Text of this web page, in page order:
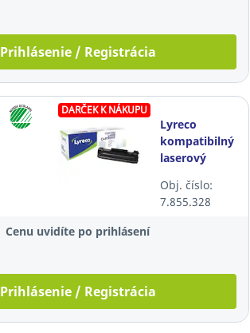
Prihlásenie / Registrácia
DARČEK K NÁKUPU
Lyreco
kompatibilný
laserový
(CF283A),
čierny
Obj. číslo:
7.855.328
Cenu uvidíte po prihlásení
Prihlásenie / Registrácia